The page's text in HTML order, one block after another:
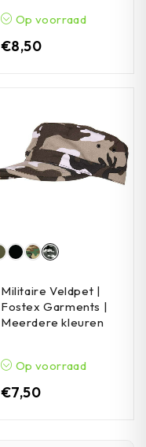
Op voorraad
€8,50
Militaire Veldpet |
Fostex Garments |
Meerdere kleuren
Op voorraad
€7,50